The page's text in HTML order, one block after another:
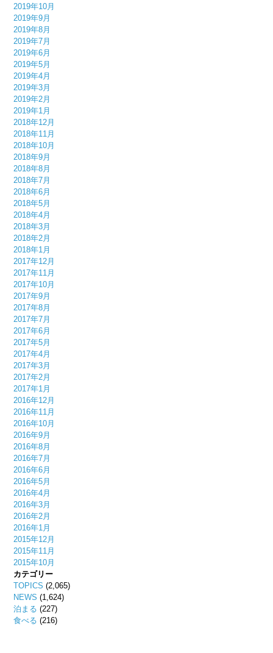
2019年10月
2019年9月
2019年8月
2019年7月
2019年6月
2019年5月
2019年4月
2019年3月
2019年2月
2019年1月
2018年12月
2018年11月
2018年10月
2018年9月
2018年8月
2018年7月
2018年6月
2018年5月
2018年4月
2018年3月
2018年2月
2018年1月
2017年12月
2017年11月
2017年10月
2017年9月
2017年8月
2017年7月
2017年6月
2017年5月
2017年4月
2017年3月
2017年2月
2017年1月
2016年12月
2016年11月
2016年10月
2016年9月
2016年8月
2016年7月
2016年6月
2016年5月
2016年4月
2016年3月
2016年2月
2016年1月
2015年12月
2015年11月
2015年10月
カテゴリー
TOPICS (2,065)
NEWS (1,624)
泊まる (227)
食べる (216)